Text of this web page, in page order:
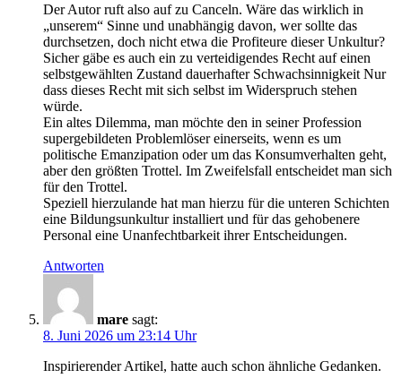
Der Autor ruft also auf zu Canceln. Wäre das wirklich in
„unserem“ Sinne und unabhängig davon, wer sollte das
durchsetzen, doch nicht etwa die Profiteure dieser Unkultur?
Sicher gäbe es auch ein zu verteidigendes Recht auf einen
selbstgewählten Zustand dauerhafter Schwachsinnigkeit Nur
dass dieses Recht mit sich selbst im Widerspruch stehen
würde.
Ein altes Dilemma, man möchte den in seiner Profession
supergebildeten Problemlöser einerseits, wenn es um
politische Emanzipation oder um das Konsumverhalten geht,
aber den größten Trottel. Im Zweifelsfall entscheidet man sich
für den Trottel.
Speziell hierzulande hat man hierzu für die unteren Schichten
eine Bildungsunkultur installiert und für das gehobenere
Personal eine Unanfechtbarkeit ihrer Entscheidungen.
Antworten
mare sagt:
8. Juni 2026 um 23:14 Uhr
Inspirierender Artikel, hatte auch schon ähnliche Gedanken.